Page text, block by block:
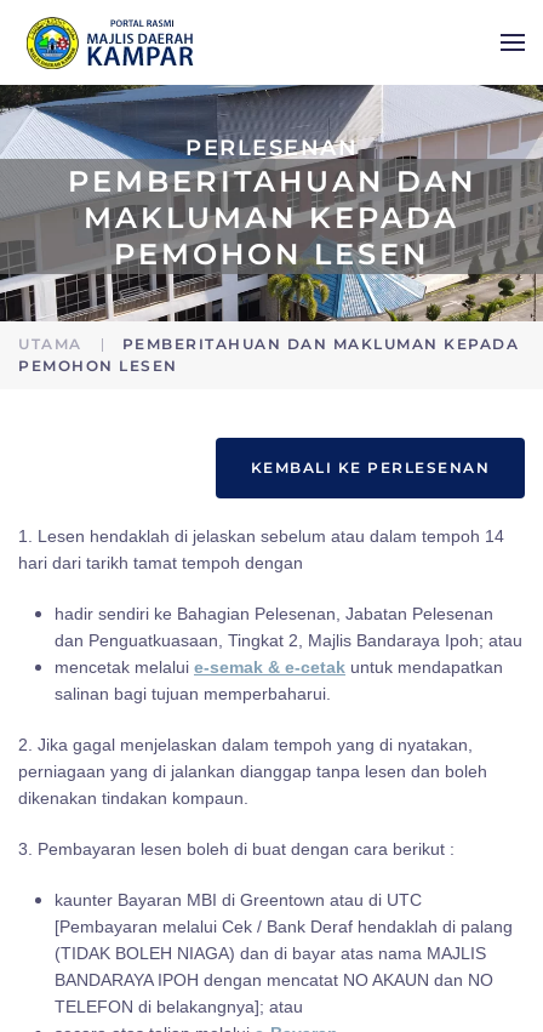
Skip to main content
PERLESENAN
PEMBERITAHUAN DAN
MAKLUMAN KEPADA
PEMOHON LESEN
UTAMA
PEMBERITAHUAN DAN MAKLUMAN KEPADA
PEMOHON LESEN
KEMBALI KE PERLESENAN
1. Lesen hendaklah di jelaskan sebelum atau dalam tempoh 14
hari dari tarikh tamat tempoh dengan
hadir sendiri ke Bahagian Pelesenan, Jabatan Pelesenan
dan Penguatkuasaan, Tingkat 2, Majlis Bandaraya Ipoh; atau
mencetak melalui e-semak & e-cetak untuk mendapatkan
salinan bagi tujuan memperbaharui.
2. Jika gagal menjelaskan dalam tempoh yang di nyatakan,
perniagaan yang di jalankan dianggap tanpa lesen dan boleh
dikenakan tindakan kompaun.
3. Pembayaran lesen boleh di buat dengan cara berikut :
kaunter Bayaran MBI di Greentown atau di UTC
[Pembayaran melalui Cek / Bank Deraf hendaklah di palang
(TIDAK BOLEH NIAGA) dan di bayar atas nama MAJLIS
BANDARAYA IPOH dengan mencatat NO AKAUN dan NO
TELEFON di belakangnya]; atau